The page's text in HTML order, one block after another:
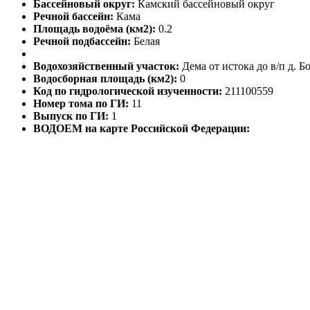
Бассейновый округ: Камский бассейновый округ
Речной бассейн: Кама
Площадь водоёма (км2): 0.2
Речной подбассейн: Белая
Водохозяйственный участок: Дема от истока до в/п д.
Водосборная площадь (км2): 0
Код по гидрологической изученности: 211100559
Номер тома по ГИ: 11
Выпуск по ГИ: 1
ВОДОЕМ на карте Российской Федерации: